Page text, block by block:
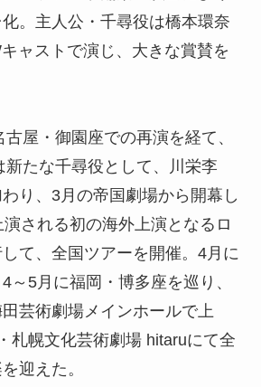
。主人公・千尋役は橋本環奈
ャストで演じ、大きな賞賛を
屋・御園座での再演を経て、
新たな千尋役として、川栄李
り、3月の帝国劇場から開幕し
される初の海外上演となるロ
て、全国ツアーを開催。4月に
～5月に福岡・博多座を巡り、
芸術劇場メインホールで上
札幌文化芸術劇場 hitaruにて全
迎えた。